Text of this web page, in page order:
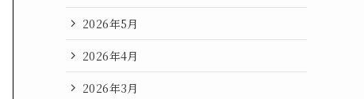
2026年5月
2026年4月
2026年3月